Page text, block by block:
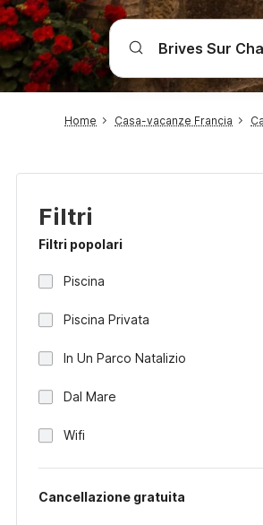
Home Casa-vacanze Francia
Filtri
Filtri popolari
Piscina
Piscina Privata
In Un Parco Natalizio
Dal Mare
Wifi
Cancellazione gratuita